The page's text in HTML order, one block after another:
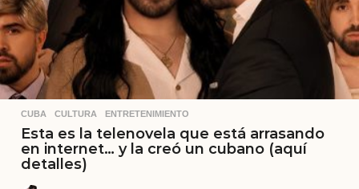
CUBA ,CULTURA ,ENTRETENIMIENTO
Esta es la telenovela que está arrasando
en internet… y la creó un cubano (aquí
detalles)